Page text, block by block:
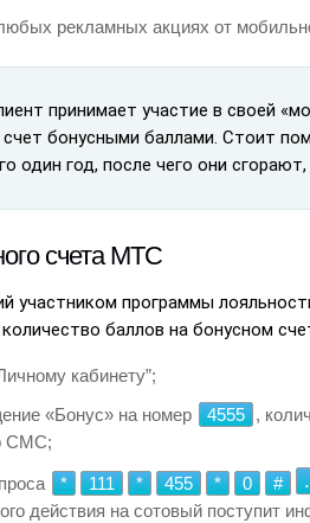
рекламных акциях от
принимает участие в своей
бонусными баллами. Стоит
один год, после чего они сгорают,
счета МТС
участником программы
баллов на бонусном
кабинету”;
«Бонус» на номер
4555 ,
СМС;
* 111 * 455 * 0 # .
действия на сотовый поступит